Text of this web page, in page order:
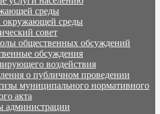
среды
окружающей среды
совет
общественных обсуждений
обсуждения
воздействия
о публичном проведении
муниципального нормативного
акта
администрации